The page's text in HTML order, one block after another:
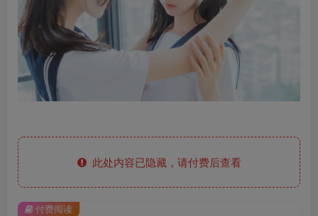
此处内容已隐藏，请付费后查看
付费阅读